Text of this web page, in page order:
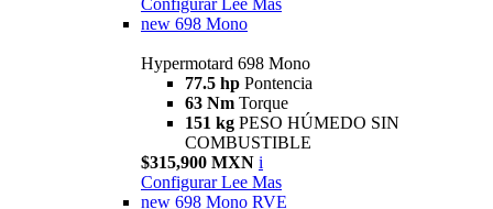
Configurar Lee Mas
new 698 Mono
Hypermotard 698 Mono
77.5 hp Pontencia
63 Nm Torque
151 kg PESO HÚMEDO SIN
COMBUSTIBLE
$315,900 MXN i
Configurar Lee Mas
new 698 Mono RVE